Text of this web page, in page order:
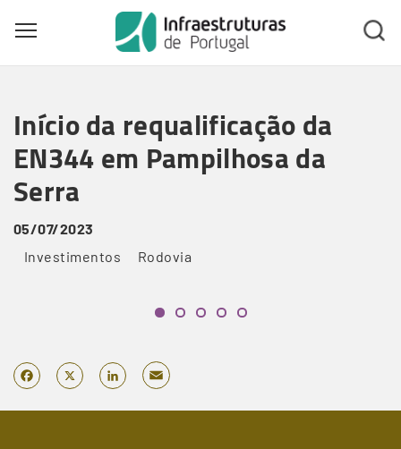
main
content
Toggle main menu visibility
Início da requalificação da
EN344 em Pampilhosa da
Serra
05/07/2023
Investimentos
Rodovia
Facebook
X LinkedIn